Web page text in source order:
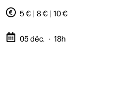
5 € | 8 € | 10 €
05 déc. 18h